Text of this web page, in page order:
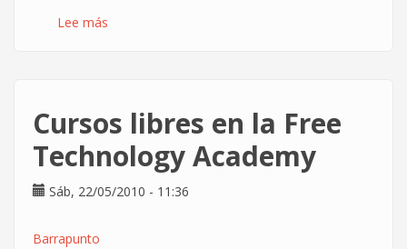
Lee más
a
Indra
por
Cursos libres en la Free
Technology Academy
Sáb, 22/05/2010 - 11:36
Barrapunto